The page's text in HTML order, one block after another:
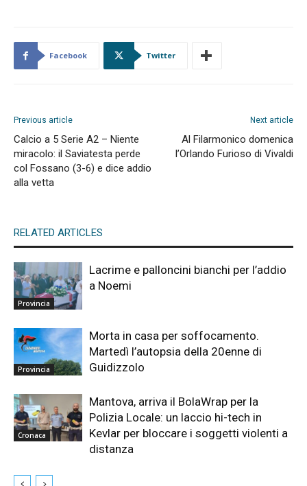
Facebook Twitter
Previous article
Calcio a 5 Serie A2 – Niente
miracolo: il Saviatesta perde
col Fossano (3-6) e dice addio
alla vetta
Next article
Al Filarmonico domenica
l’Orlando Furioso di Vivaldi
RELATED ARTICLES
Provincia
Lacrime e palloncini bianchi per l’addio
a Noemi
Provincia
Morta in casa per soffocamento.
Martedì l’autopsia della 20enne di
Guidizzolo
Cronaca
Mantova, arriva il BolaWrap per la
Polizia Locale: un laccio hi-tech in
Kevlar per bloccare i soggetti violenti a
distanza